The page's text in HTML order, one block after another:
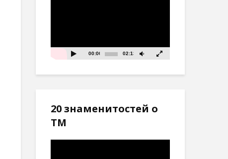
00:00 02:13
20 знаменитостей о
ТМ